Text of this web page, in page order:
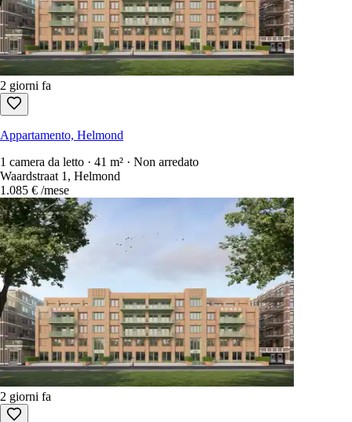
2 giorni fa
Appartamento, Helmond
1 camera da letto · 41 m² · Non arredato
Waardstraat 1, Helmond
1.085 € /mese
2 giorni fa